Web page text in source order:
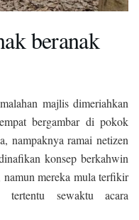
beranak
majlis dimeriahkan
bergambar di pokok
nampaknya ramai netizen
konsep berkahwin
mereka mula terfikir
tertentu sewaktu acara